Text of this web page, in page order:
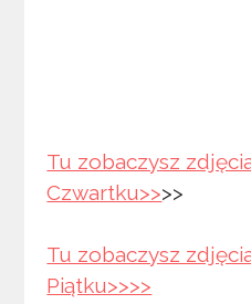
Tu zobaczysz
Czwartku>>>>
Tu zobaczysz
Piątku>>>>